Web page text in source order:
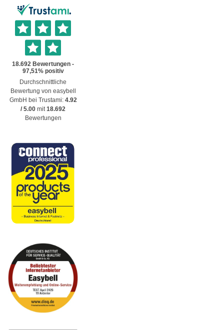
Durchschnittliche
Bewertung von easybell
GmbH bei Trustami: 4.92
/ 5.00 mit18.692
Bewertungen